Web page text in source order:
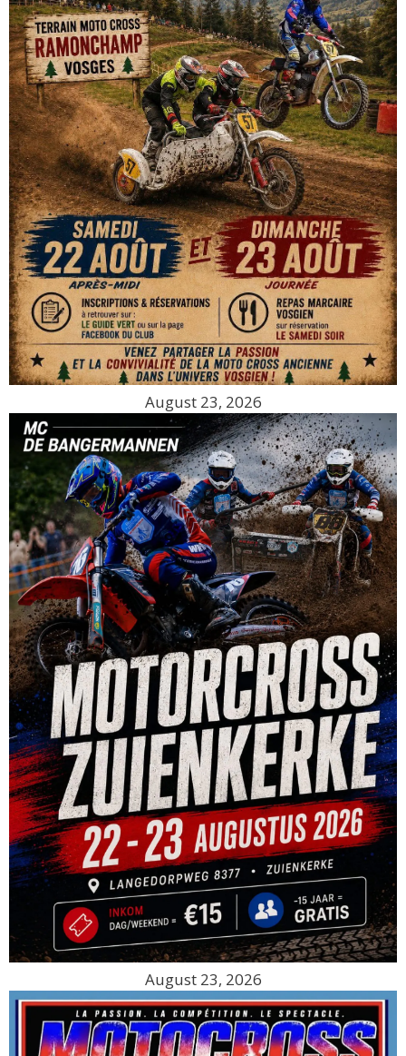
August 23, 2026
August 23, 2026